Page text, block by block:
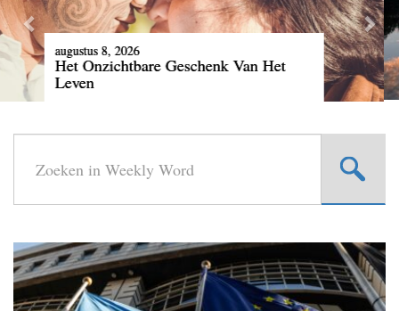
augustus 1, 2026
Een zeldzame kosmische delicatesse